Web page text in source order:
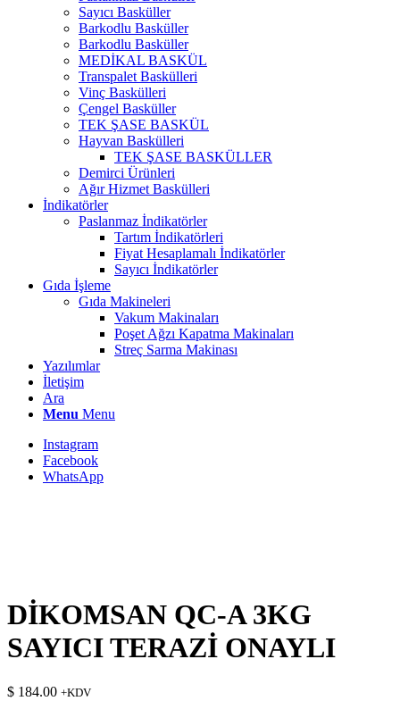
Sayıcı Basküller
Barkodlu Basküller
Barkodlu Basküller
MEDİKAL BASKÜL
Transpalet Baskülleri
Vinç Baskülleri
Çengel Basküller
TEK ŞASE BASKÜL
Hayvan Baskülleri
TEK ŞASE BASKÜLLER
Demirci Ürünleri
Ağır Hizmet Baskülleri
İndikatörler
Paslanmaz İndikatörler
Tartım İndikatörleri
Fiyat Hesaplamalı İndikatörler
Sayıcı İndikatörler
Gıda İşleme
Gıda Makineleri
Vakum Makinaları
Poşet Ağzı Kapatma Makinaları
Streç Sarma Makinası
Yazılımlar
İletişim
Ara
Menu Menu
Instagram
Facebook
WhatsApp
DİKOMSAN QC-A 3KG
SAYICI TERAZİ ONAYLI
$ 184.00 +KDV